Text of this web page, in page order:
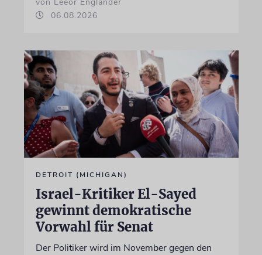
06.08.2026
DETROIT (MICHIGAN)
Israel-Kritiker El-Sayed
gewinnt demokratische
Vorwahl für Senat
Der Politiker wird im November gegen den